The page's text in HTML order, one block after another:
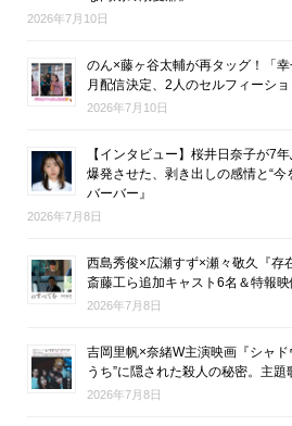
2026年7月10日
のん×藤ヶ谷太輔が再タッグ！「
月配信決定、2人のセルフィーシ
2026年7月10日
【インタビュー】桜井日奈子が7
爆発させた、剥き出しの感情と“
バーバー』
2026年7月8日
西島秀俊×広瀬すず×瀬々敬久『存
斎藤工ら追加キャスト6名＆特報
2026年7月8日
吉岡里帆×奈緒W主演映画『シャ
うち”に隠された殺人の秘密。主
2026年7月8日